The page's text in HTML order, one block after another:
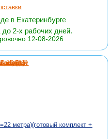
в Екатеринбурге
до 2-х рабочих дней.
12-08-2026
метра)(готовый комплект +